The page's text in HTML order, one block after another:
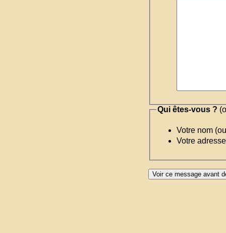
Qui êtes-vous ?
Votre nom
Votre